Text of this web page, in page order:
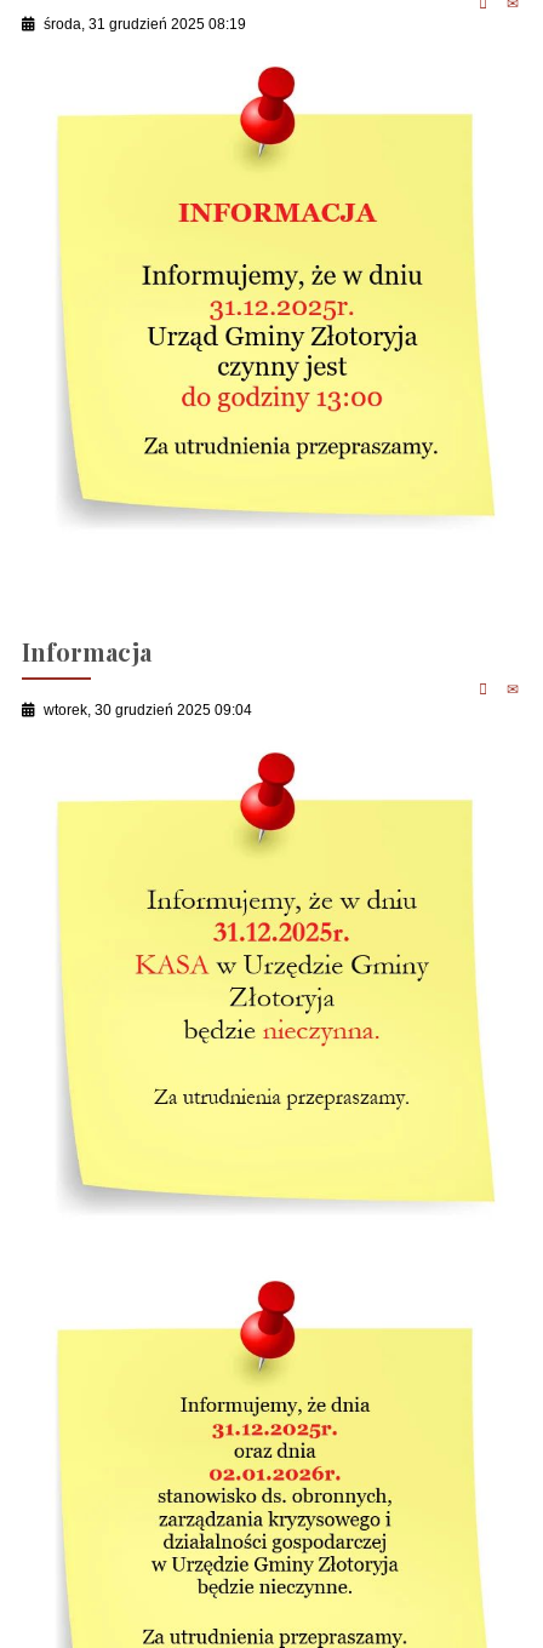
środa, 31 grudzień 2025 08:19
Informacja
wtorek, 30 grudzień 2025 09:04